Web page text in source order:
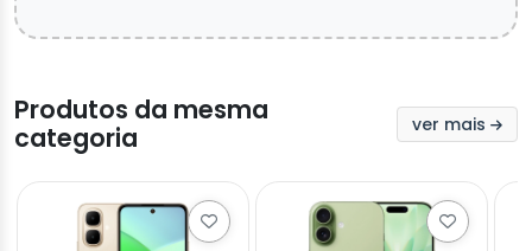
Produtos da mesma
categoria
ver mais